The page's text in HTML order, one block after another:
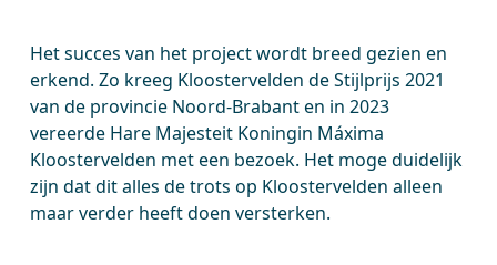
Het succes van het project wordt breed gezien en
erkend. Zo kreeg Kloostervelden de Stijlprijs 2021
van de provincie Noord-Brabant en in 2023
vereerde Hare Majesteit Koningin Máxima
Kloostervelden met een bezoek. Het moge duidelijk
zijn dat dit alles de trots op Kloostervelden alleen
maar verder heeft doen versterken.